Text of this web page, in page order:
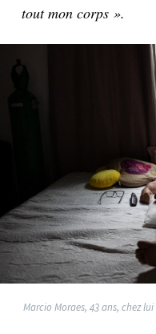
tout mon corps ».
Marcio Moraes, 43 ans, chez